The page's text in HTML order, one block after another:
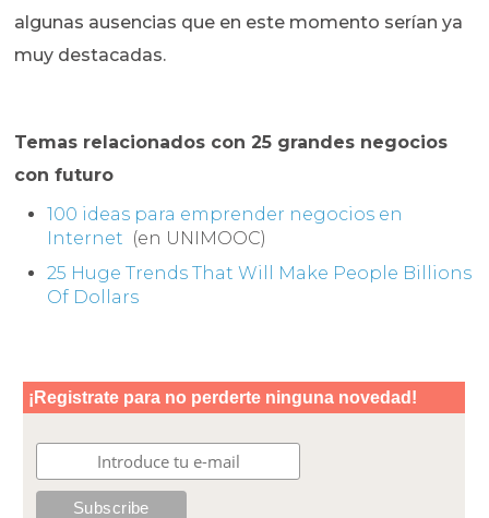
algunas ausencias que en este momento serían ya
muy destacadas.
Temas relacionados con 25 grandes negocios
con futuro
100 ideas para emprender negocios en
Internet (en UNIMOOC)
25 Huge Trends That Will Make People Billions
Of Dollars